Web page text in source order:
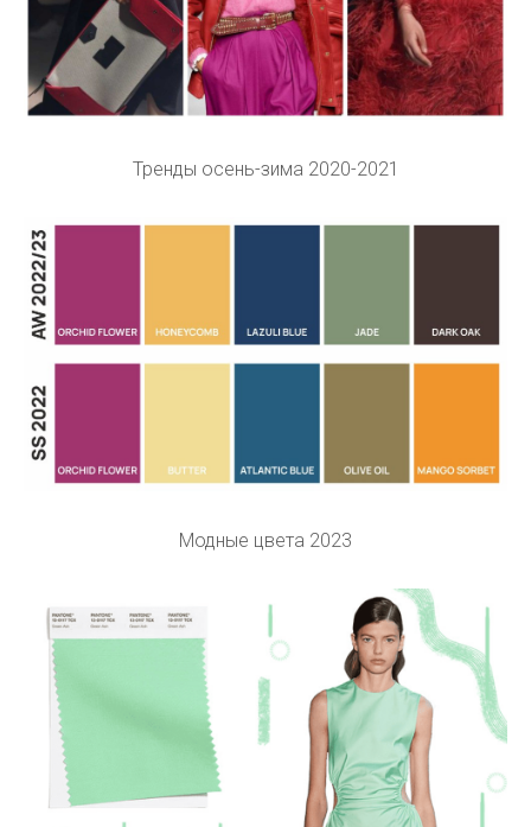
Тренды осень-зима 2020-2021
Модные цвета 2023